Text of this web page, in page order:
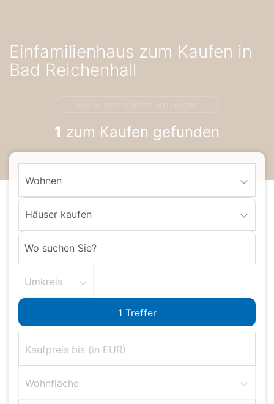
zur
Navigation
zum
Einfamilienhaus zum Kaufen in
Bad Reichenhall
1 zum Kaufen gefunden
Wohnen
Häuser kaufen
Umkreis
Wohnfläche